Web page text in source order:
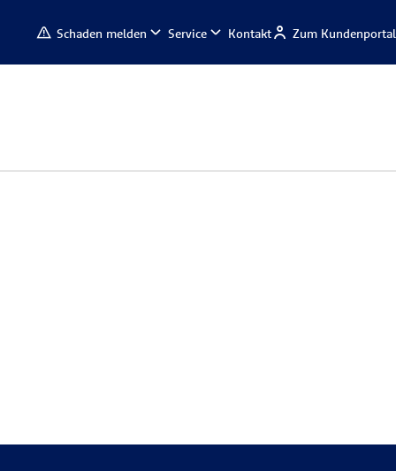
Schaden melden Service Kontakt Zum Kundenportal